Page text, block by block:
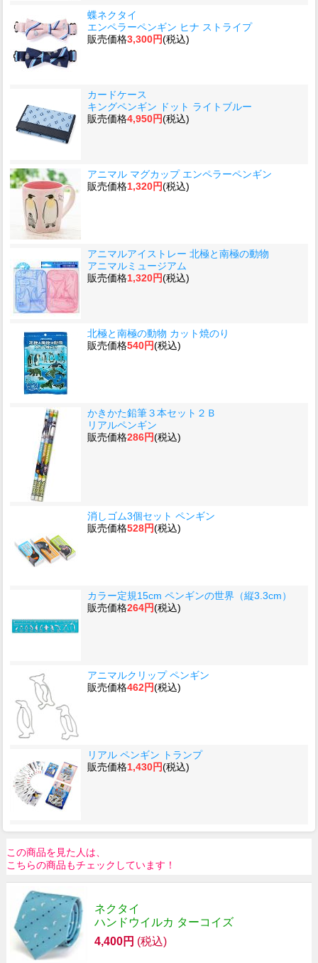
蝶ネクタイ
エンペラーペンギン ヒナ ストライプ
販売価格3,300円(税込)
カードケース
キングペンギン ドット ライトブルー
販売価格4,950円(税込)
アニマル マグカップ エンペラーペンギン
販売価格1,320円(税込)
アニマルアイストレー 北極と南極の動物
アニマルミュージアム
販売価格1,320円(税込)
北極と南極の動物 カット焼のり
販売価格540円(税込)
かきかた鉛筆３本セット２Ｂ
リアルペンギン
販売価格286円(税込)
消しゴム3個セット ペンギン
販売価格528円(税込)
カラー定規15cm ペンギンの世界（縦3.3cm）
販売価格264円(税込)
アニマルクリップ ペンギン
販売価格462円(税込)
リアル ペンギン トランプ
販売価格1,430円(税込)
この商品を見た人は、
こちらの商品もチェックしています！
ネクタイ
ハンドウイルカ ターコイズ
4,400円 (税込)